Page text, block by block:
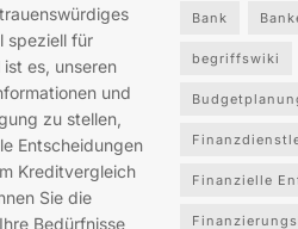
speziell für
es, unseren
und
zu stellen,
Entscheidungen
Kreditvergleich
Sie die
Bedürfnisse
Bank
begriffswiki
Finanzielle